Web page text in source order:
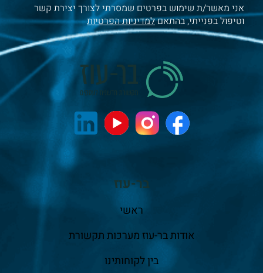
אני מאשר/ת שימוש בפרטים שמסרתי לצורך יצירת קשר
וטיפול בפנייתי, בהתאםלמדיניות הפרטיות
בר-עוז
ראשי
אודות בר-עוז מערכות תקשורת
בין לקוחותינו